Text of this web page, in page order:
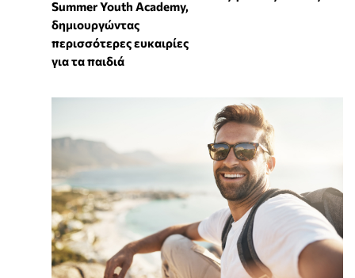
Summer Youth Academy,
δημιουργώντας
περισσότερες ευκαιρίες
για τα παιδιά